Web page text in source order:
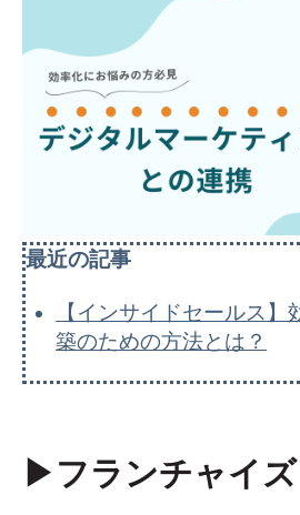
最近の記事
【インサイドセールス
築のための方法とは？
▶︎フランチャイズ